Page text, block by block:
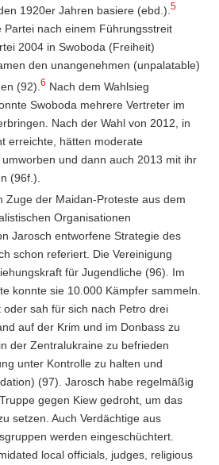
1920er Jahren basiere (ebd.).5
Partei nach einem Führungsstreit
2004 in Swoboda (Freiheit)
den unangenehmen (unpalatable)
(92).6 Nach dem Wahlsieg
Swoboda mehrere Vertreter im
Nach der Wahl von 2012, in
erreichte, hätten moderate
und dann auch 2013 mit ihr
(96f.).
Zuge der Maidan-Proteste aus dem
Organisationen
Jarosch entworfene Strategie des
schon referiert. Die Vereinigung
für Jugendliche (96). Im
konnte sie 10.000 Kämpfer sammeln.
oder sah für sich nach Petro drei
auf der Krim und im Donbass zu
der Zentralukraine zu befrieden
unter Kontrolle zu halten und
(97). Jarosch habe regelmäßig
gegen Kiew gedroht, um das
setzen. Auch Verdächtige aus
werden eingeschüchtert.
local officials, judges, religious